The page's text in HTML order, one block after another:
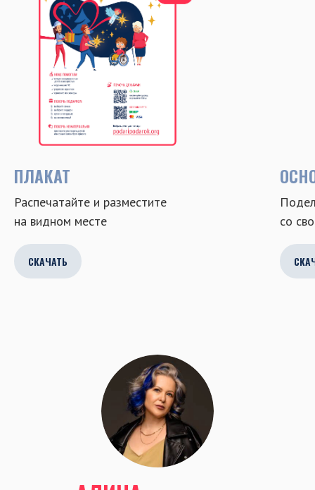
ПЛАКАТ
Распечатайте и разместите
на видном месте
СКАЧАТЬ
со